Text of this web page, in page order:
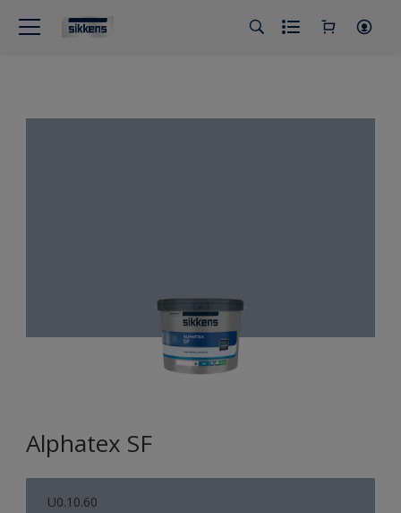
Alphatex SF
U0.10.60